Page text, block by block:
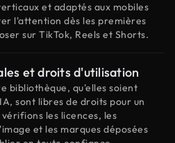
et adaptés aux mobiles
l'attention dès les premières
sur TikTok, Reels et Shorts.
et droits d'utilisation
bibliothèque, qu'elles soient
sont libres de droits pour un
les licences, les
et les marques déposées